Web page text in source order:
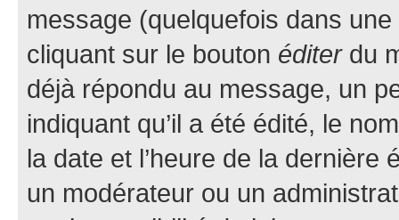
message (quelquefois dans
cliquant sur le bouton éditerdu
déjà répondu au message, un
indiquant qu’il a été édité, le
la date et l’heure de la dernière
un modérateur ou un